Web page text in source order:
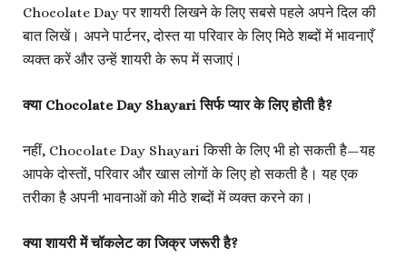
Chocolate Day पर शायरी लिखने के लिए सबसे पहले अपने दिल की
बात लिखें। अपने पार्टनर, दोस्त या परिवार के लिए मिठे शब्दों में भावनाएँ
व्यक्त करें और उन्हें शायरी के रूप में सजाएं।
क्या Chocolate Day Shayari सिर्फ प्यार के लिए होती है?
नहीं, Chocolate Day Shayari किसी के लिए भी हो सकती है—यह
आपके दोस्तों, परिवार और खास लोगों के लिए हो सकती है। यह एक
तरीका है अपनी भावनाओं को मीठे शब्दों में व्यक्त करने का।
क्या शायरी में चॉकलेट का जिक्र जरूरी है?